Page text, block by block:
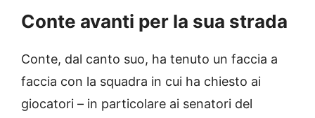
Conte avanti per la sua strada
Conte, dal canto suo, ha tenuto un faccia a
faccia con la squadra in cui ha chiesto ai
giocatori – in particolare ai senatori del